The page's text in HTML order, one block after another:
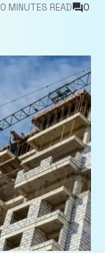
0 MINUTES READ 0